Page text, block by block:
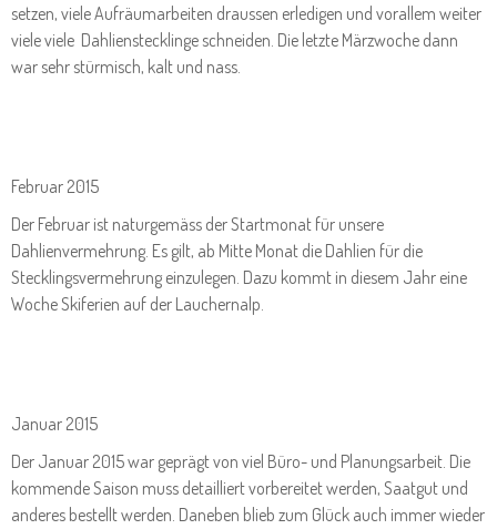
setzen, viele Aufräumarbeiten draussen erledigen und vorallem weiter
viele viele Dahlienstecklinge schneiden. Die letzte Märzwoche dann
war sehr stürmisch, kalt und nass.
Februar 2015
Der Februar ist naturgemäss der Startmonat für unsere
Dahlienvermehrung. Es gilt, ab Mitte Monat die Dahlien für die
Stecklingsvermehrung einzulegen. Dazu kommt in diesem Jahr eine
Woche Skiferien auf der Lauchernalp.
Januar 2015
Der Januar 2015 war geprägt von viel Büro- und Planungsarbeit. Die
kommende Saison muss detailliert vorbereitet werden, Saatgut und
anderes bestellt werden. Daneben blieb zum Glück auch immer wieder